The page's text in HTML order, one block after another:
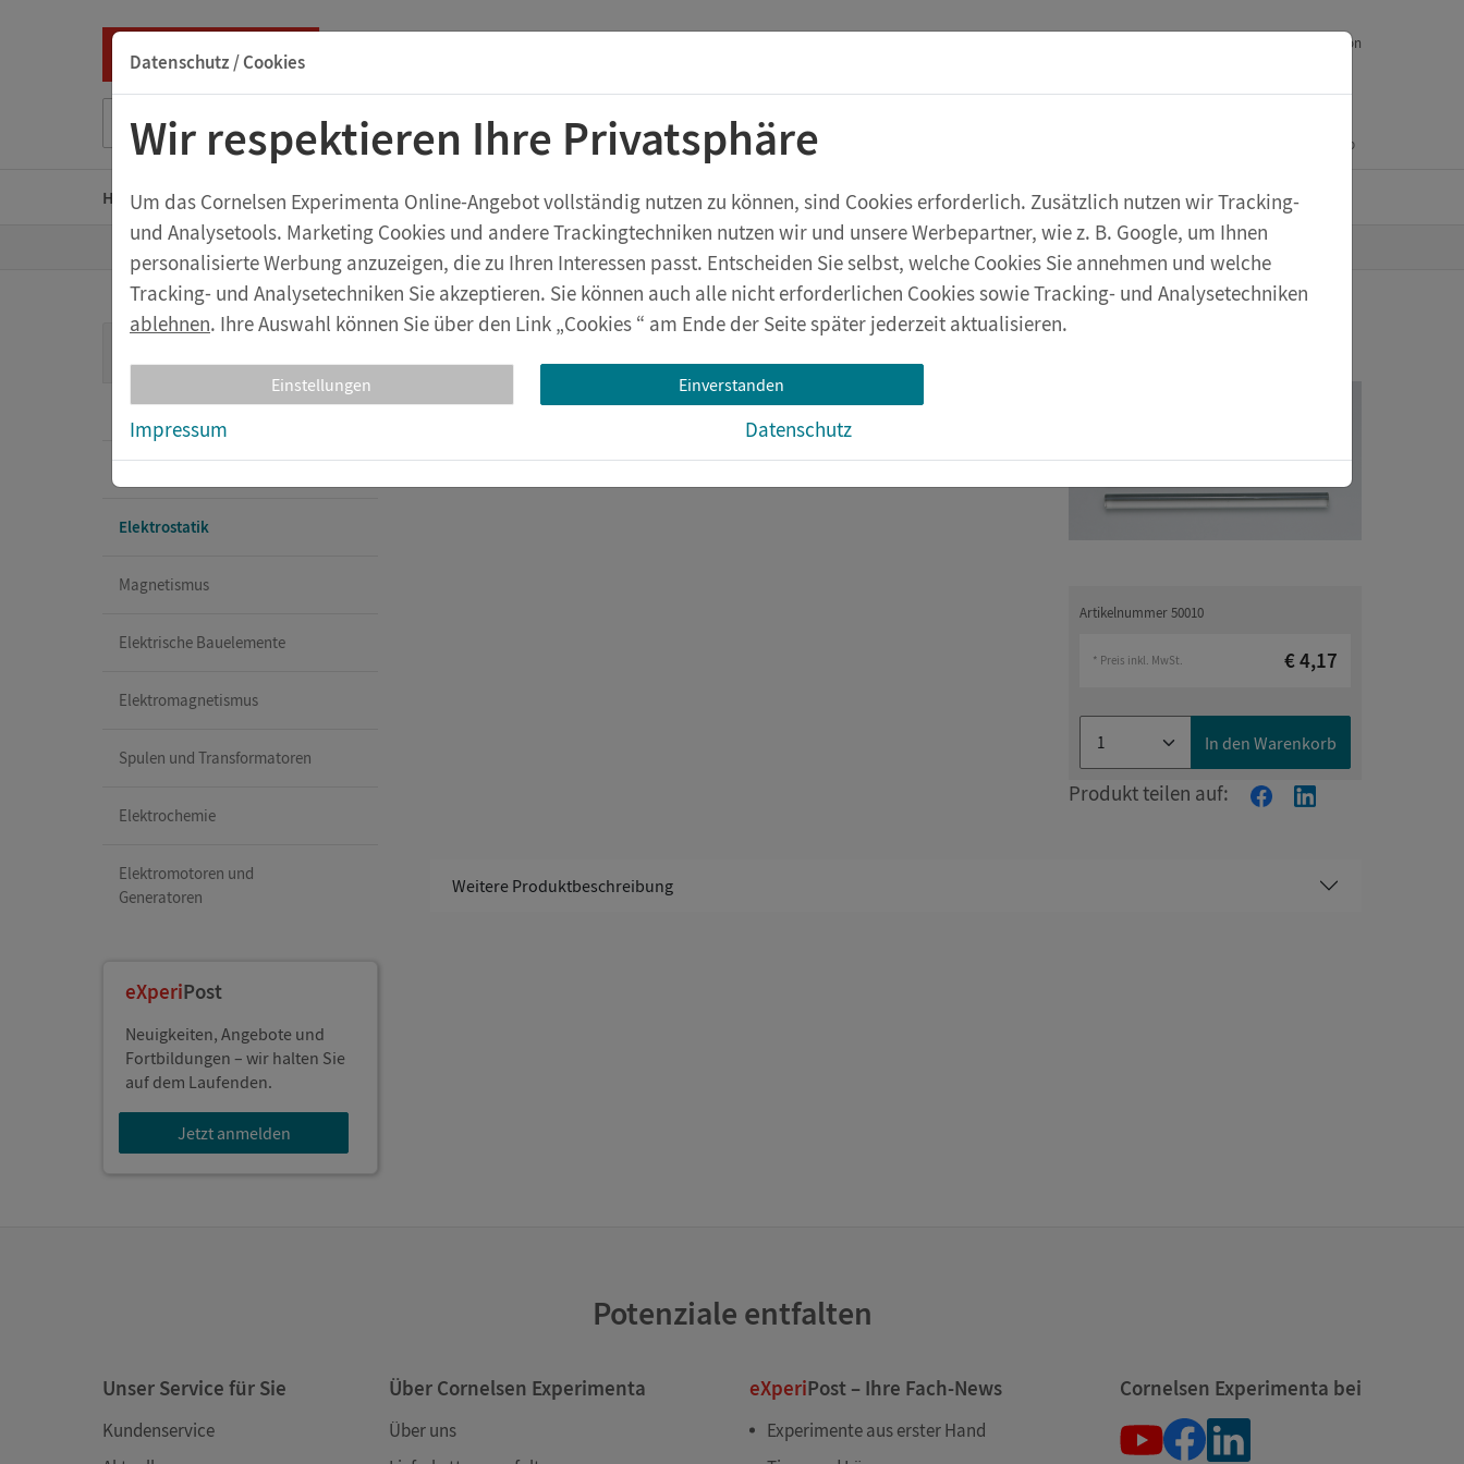
Datenschutz / Cookies
Wir respektieren Ihre Privatsphäre
Um das Cornelsen Experimenta Online-Angebot vollständig nutzen zu können, sind Cookies erforderlich. Zusätzlich nutzen wir Tracking-
und Analysetools. Marketing Cookies und andere Trackingtechniken nutzen wir und unsere Werbepartner, wie z. B. Google, um Ihnen
personalisierte Werbung anzuzeigen, die zu Ihren Interessen passt. Entscheiden Sie selbst, welche Cookies Sie annehmen und welche
Tracking- und Analysetechniken Sie akzeptieren. Sie können auch alle nicht erforderlichen Cookies sowie Tracking- und Analysetechniken
ablehnen. Ihre Auswahl können Sie über den Link „Cookies “ am Ende der Seite später jederzeit aktualisieren.
Einstellungen Einverstanden
Impressum Datenschutz
English version
Warenkorb
Home Kindergarten Grundschule Sekundarstufe Geräte & Zubehör eXperiBot Lehrwerksversuche eXperiScout
Z
u
S
t
a
i
e
Shop
Elektrostatik
Magnetismus
Elektrische Bauelemente
Elektromagnetismus
Spulen und Transformatoren
Elektrochemie
Elektromotoren und
Generatoren
eXperiPost
Neuigkeiten, Angebote und
Fortbildungen – wir halten Sie
auf dem Laufenden.
Jetzt anmelden
Reibungsstab, Hartgummi
Zur Erzeugung von Ladungen durch Reibung.
Artikelnummer 50010
* Preis inkl. MwSt. € 4,17
In den Warenkorb
Produkt teilen auf:
Weitere Produktbeschreibung
Potenziale entfalten
Unser Service für Sie
Kundenservice
Über Cornelsen Experimenta
Über uns
eXperiPost – Ihre Fach-News
Experimente aus erster Hand
Cornelsen Experimenta bei